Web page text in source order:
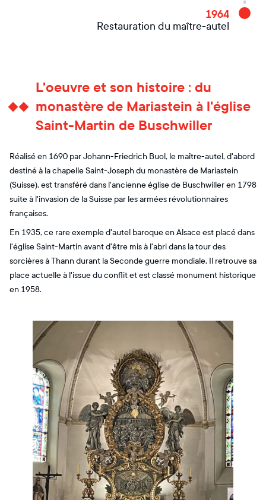
1964
Restauration du maître-autel
L'oeuvre et son histoire : du
monastère de Mariastein à l'église
Saint-Martin de Buschwiller
Réalisé en 1690 par Johann-Friedrich Buol, le maître-autel, d'abord
destiné à la chapelle Saint-Joseph du monastère de Mariastein
(Suisse), est transféré dans l'ancienne église de Buschwiller en 1798
suite à l'invasion de la Suisse par les armées révolutionnaires
françaises.
En 1935, ce rare exemple d'autel baroque en Alsace est placé dans
l'église Saint-Martin avant d'être mis à l'abri dans la tour des
sorcières à Thann durant la Seconde guerre mondiale. Il retrouve sa
place actuelle à l'issue du conflit et est classé monument historique
en 1958.